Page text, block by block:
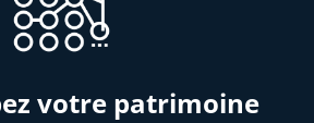
votre patrimoine